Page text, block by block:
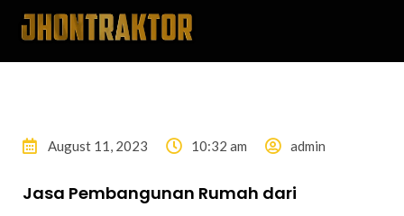
August 11, 2023 10:32 am admin
Jasa Pembangunan Rumah dari